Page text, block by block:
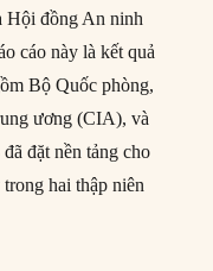
Hội đồng An ninh
cáo này là kết quả
Bộ Quốc phòng,
ương (CIA), và
đặt nền tảng cho
hai thập niên